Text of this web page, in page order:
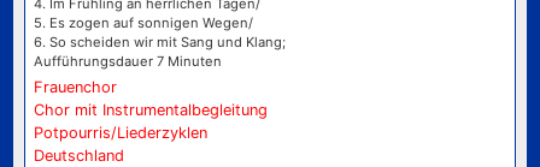
4. Im Frühling an herrlichen Tagen/
5. Es zogen auf sonnigen Wegen/
6. So scheiden wir mit Sang und Klang;
Aufführungsdauer 7 Minuten
Frauenchor
Chor mit Instrumentalbegleitung
Potpourris/Liederzyklen
Deutschland